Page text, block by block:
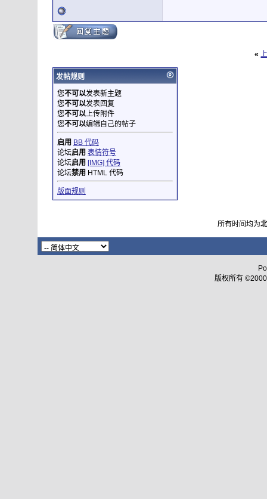
«
发帖规则
您不可以发表新主题
您不可以发表回复
您不可以上传附件
您不可以编辑自己的帖子
启用 BB 代码
论坛启用 表情符号
论坛启用 [IMG] 代码
论坛禁用 HTML 代码
版面规则
所有时间均为
版权所有